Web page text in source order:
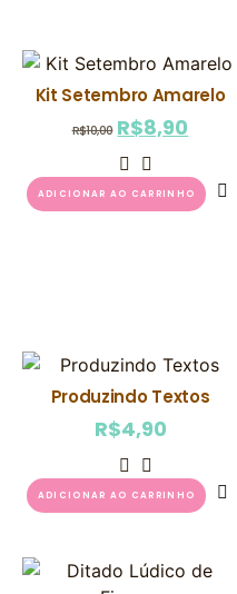
Kit Setembro Amarelo
R$10,00 R$8,90
ADICIONAR AO CARRINHO
Produzindo Textos
R$4,90
ADICIONAR AO CARRINHO